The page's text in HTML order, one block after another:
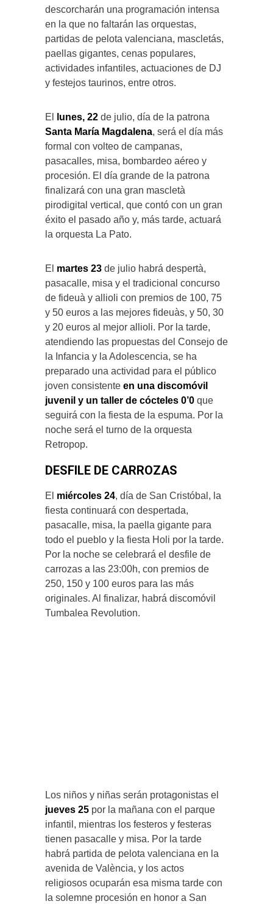
descorcharán una programación intensa
en la que no faltarán las orquestas,
partidas de pelota valenciana, mascletás,
paellas gigantes, cenas populares,
actividades infantiles, actuaciones de DJ
y festejos taurinos, entre otros.
El lunes, 22 de julio, día de la patrona
Santa María Magdalena, será el día más
formal con volteo de campanas,
pasacalles, misa, bombardeo aéreo y
procesión. El día grande de la patrona
finalizará con una gran mascletà
pirodigital vertical, que contó con un gran
éxito el pasado año y, más tarde, actuará
la orquesta La Pato.
El martes 23 de julio habrá despertà,
pasacalle, misa y el tradicional concurso
de fideuà y allioli con premios de 100, 75
y 50 euros a las mejores fideuàs, y 50, 30
y 20 euros al mejor allioli. Por la tarde,
atendiendo las propuestas del Consejo de
la Infancia y la Adolescencia, se ha
preparado una actividad para el público
joven consistente en una discomóvil
juvenil y un taller de cócteles 0’0 que
seguirá con la fiesta de la espuma. Por la
noche será el turno de la orquesta
Retropop.
DESFILE DE CARROZAS
El miércoles 24, día de San Cristóbal, la
fiesta continuará con despertada,
pasacalle, misa, la paella gigante para
todo el pueblo y la fiesta Holi por la tarde.
Por la noche se celebrará el desfile de
carrozas a las 23:00h, con premios de
250, 150 y 100 euros para las más
originales. Al finalizar, habrá discomóvil
Tumbalea Revolution.
Los niños y niñas serán protagonistas el
jueves 25 por la mañana con el parque
infantil, mientras los festeros y festeras
tienen pasacalle y misa. Por la tarde
habrá partida de pelota valenciana en la
avenida de València, y los actos
religiosos ocuparán esa misma tarde con
la solemne procesión en honor a San